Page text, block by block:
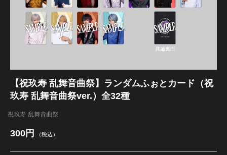
江 おん すていじ かうんとだうんぱーてぃー
【祝玖寿 乱舞音曲祭】ランダムふぉとカード（祝
玖寿 乱舞音曲祭ver.）全32種
祝玖寿 乱舞音曲祭
300円 （税込）